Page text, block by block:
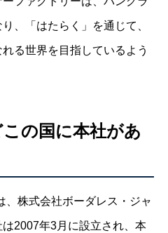
、「はたらく」を通じて、
る世界を目指しているよう
の国に本社があ
、株式会社ボーダレス・ジャ
2007年3月に設立され、本